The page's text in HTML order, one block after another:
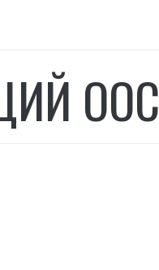
ООС